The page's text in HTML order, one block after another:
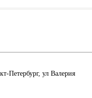
Петербург, ул Валерия